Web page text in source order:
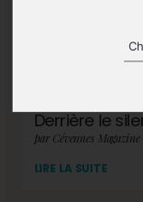
A lire
Derrière le
LIRE LA SUITE